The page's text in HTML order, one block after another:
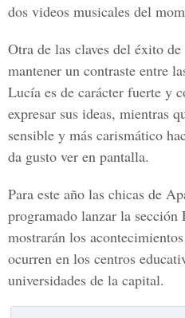
dos videos musicales del
Otra de las claves del éxito
mantener un contraste entre
Lucía es de carácter fuerte y
expresar sus ideas, mientras
sensible y más carismático
da gusto ver en pantalla.
Para este año las chicas de
programado lanzar la sección
mostrarán los
ocurren en los centros
universidades de la capital.